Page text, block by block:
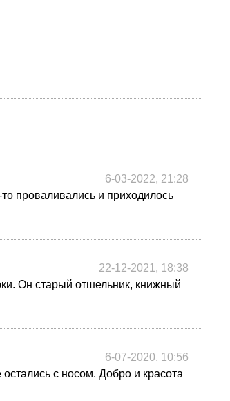
6-03-2022, 21:28
проваливались и приходилось
22-12-2021, 18:38
Он старый отшельник, книжный
6-07-2020, 10:56
с носом. Добро и красота